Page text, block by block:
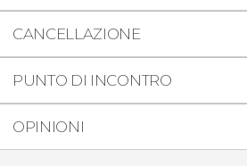
CANCELLAZIONE
PUNTO DI INCONTRO
OPINIONI